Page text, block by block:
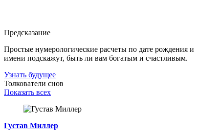
Предсказание
Простые нумерологические расчеты по дате рождения и
имени подскажут, быть ли вам богатым и счастливым.
Узнать будущее
Толкователи снов
Показать всех
Густав Миллер